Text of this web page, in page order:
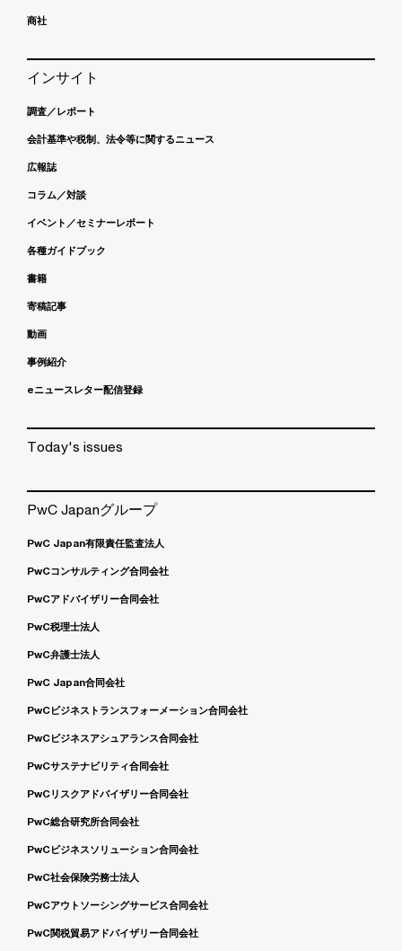
商社
インサイト
調査／レポート
会計基準や税制、法令等に関するニュース
広報誌
コラム／対談
イベント／セミナーレポート
各種ガイドブック
書籍
寄稿記事
動画
事例紹介
eニュースレター配信登録
Today's issues
PwC Japanグループ
PwC Japan有限責任監査法人
PwCコンサルティング合同会社
PwCアドバイザリー合同会社
PwC税理士法人
PwC弁護士法人
PwC Japan合同会社
PwCビジネストランスフォーメーション合同会社
PwCビジネスアシュアランス合同会社
PwCサステナビリティ合同会社
PwCリスクアドバイザリー合同会社
PwC総合研究所合同会社
PwCビジネスソリューション合同会社
PwC社会保険労務士法人
PwCアウトソーシングサービス合同会社
PwC関税貿易アドバイザリー合同会社